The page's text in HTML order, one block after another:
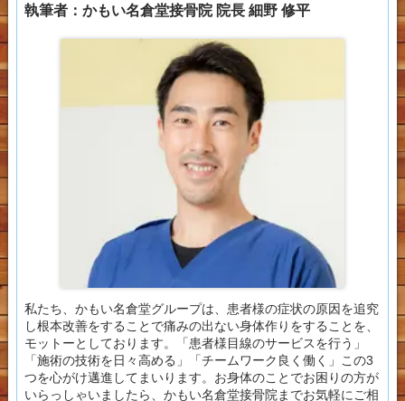
執筆者：かもい名倉堂接骨院 院長 細野 修平
私たち、かもい名倉堂グループは、患者様の症状の原因を追究
し根本改善をすることで痛みの出ない身体作りをすることを、
モットーとしております。「患者様目線のサービスを行う」
「施術の技術を日々高める」「チームワーク良く働く」この3
つを心がけ邁進してまいります。お身体のことでお困りの方が
いらっしゃいましたら、かもい名倉堂接骨院までお気軽にご相